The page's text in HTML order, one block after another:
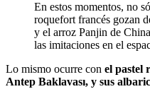
En estos momentos, no
roquefort francés gozan
y el arroz Panjin de
las imitaciones en el
Lo mismo ocurre con el pastel
Antep Baklavası, y sus